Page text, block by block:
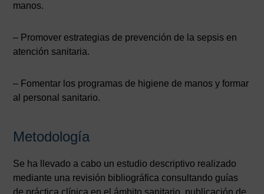
manos.
– Promover estrategias de prevención de la sepsis en
atención sanitaria.
– Fomentar los programas de higiene de manos y formar
al personal sanitario.
Metodología
Se ha llevado a cabo un estudio descriptivo realizado
mediante una revisión bibliográfica consultando guías
de práctica clínica en el ámbito sanitario, publicación de